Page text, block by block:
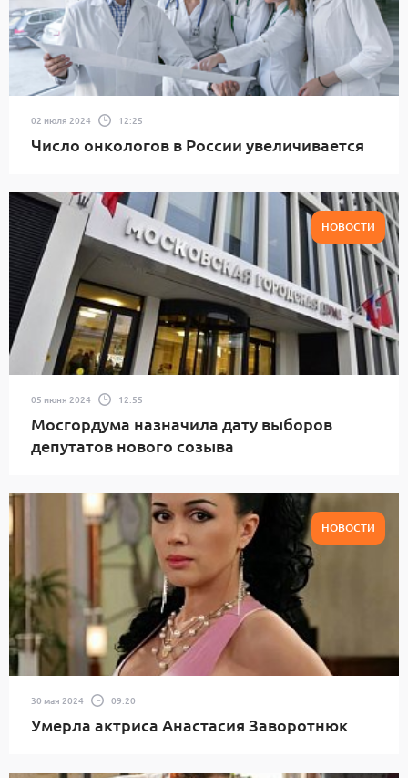
02 июля 2024 12:25
Число онкологов в России увеличивается
НОВОСТИ
05 июня 2024 12:55
Мосгордума назначила дату выборов
депутатов нового созыва
НОВОСТИ
30 мая 2024 09:20
Умерла актриса Анастасия Заворотнюк